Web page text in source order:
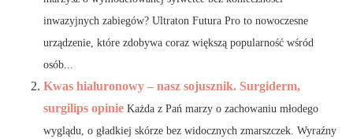
inwazyjnych zabiegów? Ultraton Futura Pro to nowoczesne
urządzenie, które zdobywa coraz większą popularność wśród
osób...
Kwas hialuronowy – nasz sojusznik. Surgiderm,
surgilips opinie Każda z Pań marzy o zachowaniu młodego
wyglądu, o gładkiej skórze bez widocznych zmarszczek. Wyraźny